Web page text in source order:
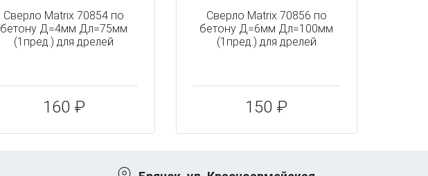
Сверло Matrix 70854 по
бетону Д=4мм Дл=75мм
(1пред.) для дрелей
160 ₽
Сверло Matrix 70856 по
бетону Д=6мм Дл=100мм
(1пред.) для дрелей
150 ₽